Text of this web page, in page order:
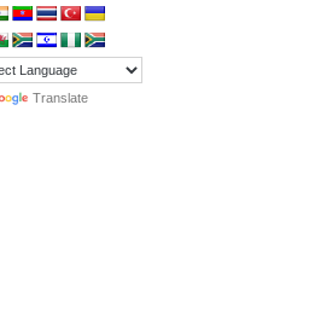
Translate